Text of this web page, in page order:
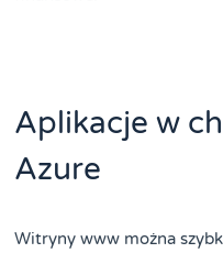
Aplikacje w
Azure
Witryny www można